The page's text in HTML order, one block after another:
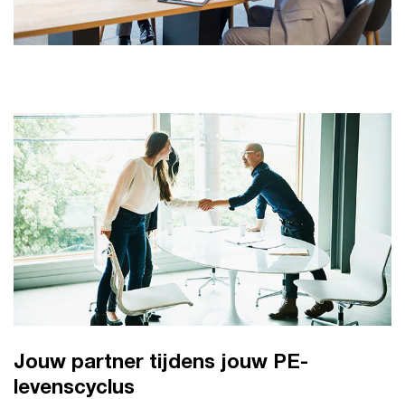
Jouw partner tijdens jouw PE-
levenscyclus